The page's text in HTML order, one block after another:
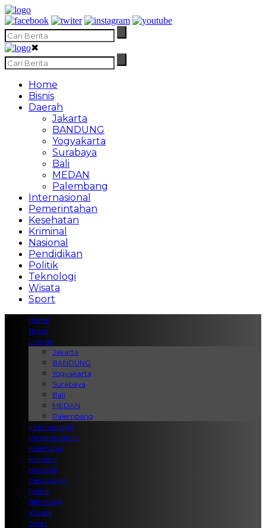
✖
Home
Bisnis
Daerah
Jakarta
BANDUNG
Yogyakarta
Surabaya
Bali
MEDAN
Palembang
Internasional
Pemerintahan
Kesehatan
Kriminal
Nasional
Pendidikan
Politik
Teknologi
Wisata
Sport
Home
Bisnis
Daerah
Jakarta
BANDUNG
Yogyakarta
Surabaya
Bali
MEDAN
Palembang
Internasional
Pemerintahan
Kesehatan
Kriminal
Nasional
Pendidikan
Politik
Teknologi
Wisata
Sport